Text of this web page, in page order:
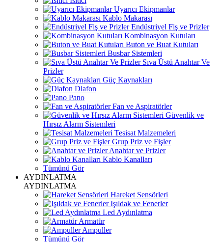
Uyarıcı Ekipmanlar
Kablo Makarası
Endüstriyel Fiş ve Prizler
Kombinasyon Kutuları
Buton ve Buat Kutuları
Busbar Sistemleri
Sıva Üstü Anahtar Ve
Prizler
Güç Kaynakları
Diafon
Pano
Fan ve Aspiratörler
Güvenlik ve
Hırsız Alarm Sistemleri
Tesisat Malzemeleri
Grup Priz ve Fişler
Anahtar ve Prizler
Kablo Kanalları
Tümünü Gör
AYDINLATMA
AYDINLATMA
Hareket Sensörleri
Işıldak ve Fenerler
Led Aydınlatma
Armatür
Ampuller
Tümünü Gör